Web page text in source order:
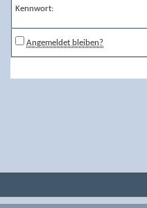
Kennwort:
Angemeldet bleiben?